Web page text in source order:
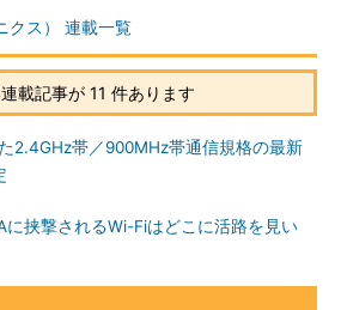
クス） 連載一覧
載記事が 11 件あります
2.4GHz帯／900MHz帯通信規格の最新
に挟撃されるWi-Fiはどこに活路を見い